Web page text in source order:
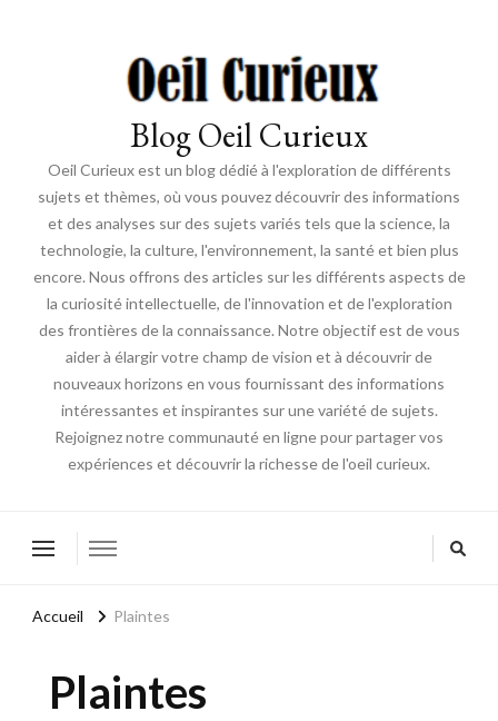
Blog Oeil Curieux
Oeil Curieux est un blog dédié à l'exploration de différents
sujets et thèmes, où vous pouvez découvrir des informations
et des analyses sur des sujets variés tels que la science, la
technologie, la culture, l'environnement, la santé et bien plus
encore. Nous offrons des articles sur les différents aspects de
la curiosité intellectuelle, de l'innovation et de l'exploration
des frontières de la connaissance. Notre objectif est de vous
aider à élargir votre champ de vision et à découvrir de
nouveaux horizons en vous fournissant des informations
intéressantes et inspirantes sur une variété de sujets.
Rejoignez notre communauté en ligne pour partager vos
expériences et découvrir la richesse de l'oeil curieux.
Accueil Plaintes
Plaintes